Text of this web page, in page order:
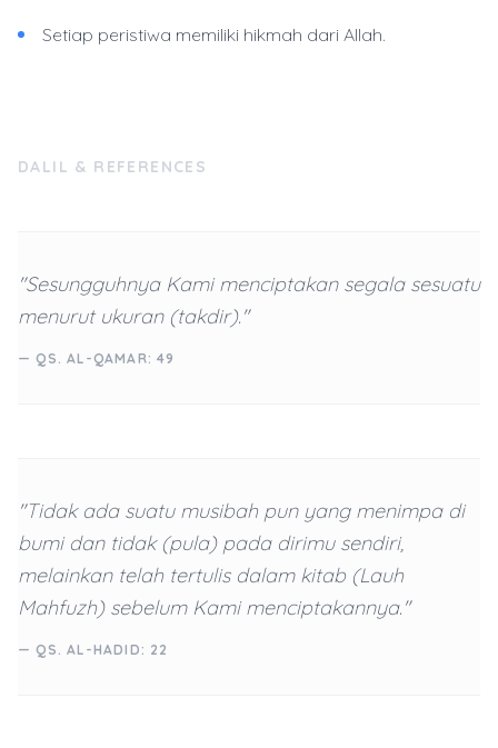
Setiap peristiwa memiliki hikmah dari Allah.
DALIL & REFERENCES
"Sesungguhnya Kami menciptakan segala sesuatu
menurut ukuran (takdir)."
— QS. AL-QAMAR: 49
"Tidak ada suatu musibah pun yang menimpa di
bumi dan tidak (pula) pada dirimu sendiri,
melainkan telah tertulis dalam kitab (Lauh
Mahfuzh) sebelum Kami menciptakannya."
— QS. AL-HADID: 22